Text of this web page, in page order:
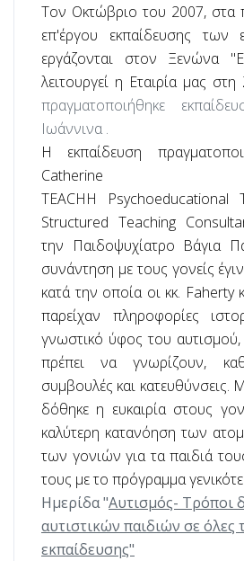
Τον Οκτώβριο του 2007, στα
επ'έργου εκπαίδευσης των
εργάζονται στον Ξενώνα
λειτουργεί η Εταιρία μας
πραγματοποιήθηκε
Ιωάννινα .
Η εκπαίδευση
Catherine
TEACHH
Psychoeducational
Structured Teaching
την Παιδοψυχίατρο Βάγια
συνάντηση με τους γονείς
κατά την οποία οι κκ. Faherty
παρείχαν πληροφορίες
γνωστικό ύφος του
πρέπει να γνωρίζουν,
συμβουλές και κατευθύνσεις.
δόθηκε η ευκαιρία στους
καλύτερη κατανόηση των
των γονιών για τα παιδιά
τους με το πρόγραμμα
Ημερίδα "Αυτισμός- Τρόποι
αυτιστικών παιδιών σε όλες
εκπαίδευσης"